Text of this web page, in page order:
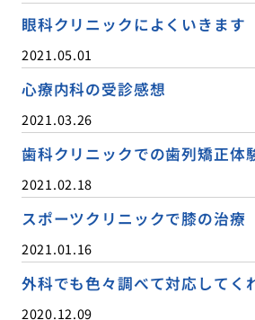
眼科クリニックによくいきます
2021.05.01
心療内科の受診感想
2021.03.26
歯科クリニックでの歯列矯正体
2021.02.18
スポーツクリニックで膝の治療
2021.01.16
外科でも色々調べて対応してく
2020.12.09